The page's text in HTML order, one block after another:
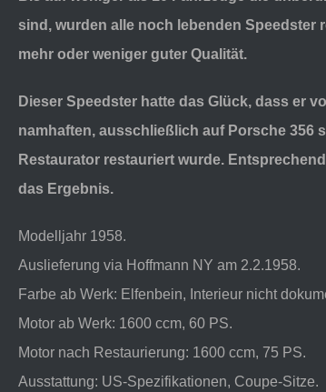
sind, wurden alle noch lebenden Speedster
mehr oder weniger guter Qualität.
Dieser Speedster hatte das Glück, dass er
namhaften, ausschließlich auf Porsche 356
Restaurator restauriert wurde.
das Ergebnis.
Modelljahr 1958.
Auslieferung via Hoffmann NY am 2.2.1958.
Farbe ab Werk: Elfenbein, Interieur nicht
Motor ab Werk: 1600 ccm, 60 PS.
Motor nach Restaurierung: 1600 ccm, 75 PS.
Ausstattung: US-Spezifikationen, Coupe-Sitze.